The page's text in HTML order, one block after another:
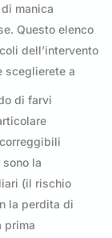
manica
Questo elenco
dell’intervento
sceglierete a
di farvi
la
(il rischio
la perdita di
prima